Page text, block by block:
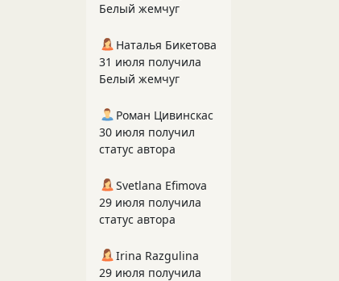
Белый жемчуг
Наталья Бикетова
31 июля получила
Белый жемчуг
Роман Цивинскас
30 июля получил
статус автора
Svetlana Efimova
29 июля получила
статус автора
Irina Razgulina
29 июля получила